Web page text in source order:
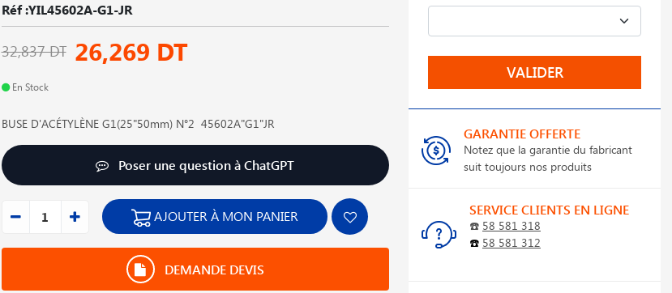
Réf :YIL45602A-G1-JR
32,837 DT 26,269 DT
En Stock
BUSE D'ACÉTYLÈNE G1(25"50mm) N°2 45602A"G1"JR
Poser une question à ChatGPT
AJOUTER À MON PANIER
DEMANDE DEVIS
VALIDER
GARANTIE OFFERTE
Notez que la garantie du fabricant
suit toujours nos produits
SERVICE CLIENTS EN LIGNE
☎️ 58 581 318
☎️ 58 581 312